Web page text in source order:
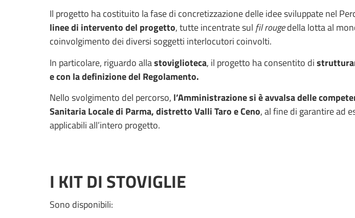
Il progetto ha costituito la fase di concretizzazione delle idee sviluppate nel
linee di intervento del progetto, tutte incentrate sul fil rougedella lotta al
coinvolgimento dei diversi soggetti interlocutori coinvolti.
In particolare, riguardo allastoviglioteca, il progetto ha consentito di
e con la definizione del Regolamento.
Nello svolgimento del percorso, l’Amministrazione si è avvalsa delle
Sanitaria Locale di Parma, distretto Valli Taro e Ceno, al fine di garantire ad
applicabili all’intero progetto.
I KIT DI STOVIGLIE
Sono disponibili: